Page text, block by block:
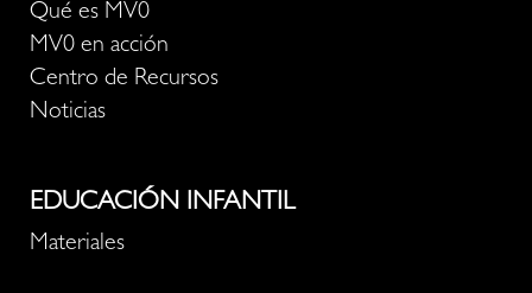
Qué es MV0
MV0 en acción
Centro de Recursos
Noticias
EDUCACIÓN INFANTIL
Materiales